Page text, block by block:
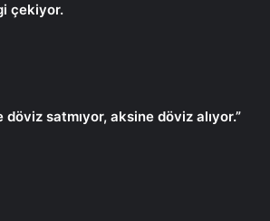
çekiyor.
satmıyor, aksine döviz alıyor.”